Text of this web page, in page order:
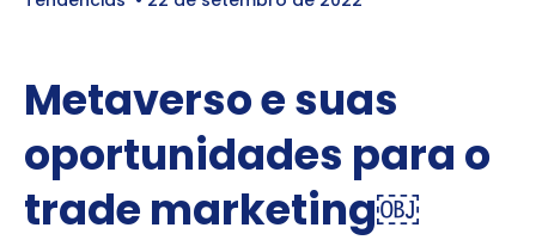
Metaverso e suas
oportunidades para o
trade marketing￼